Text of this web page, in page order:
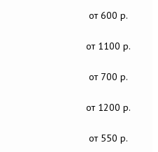
от 600 р.
от 1100 р.
от 700 р.
от 1200 р.
от 550 р.